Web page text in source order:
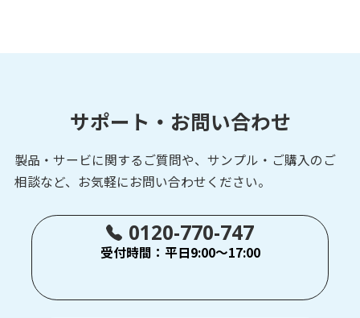
サポート・お問い合わせ
製品・サービに関するご質問や、サンプル・ご購入の ご
相談など、お気軽にお問い合わせください。
0120-770-747
受付時間：平日9:00～17:00